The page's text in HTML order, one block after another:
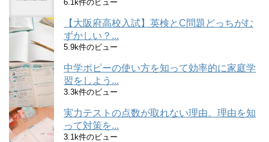
6.1k件のビュー
【大阪府高校入試】英検とC問題どっちがむ
ずかしい？...
5.9k件のビュー
中学ポピーの使い方を知って効率的に家庭学
習をしよう...
3.3k件のビュー
実力テストの点数が取れない理由。理由を知
って対策を...
3.1k件のビュー